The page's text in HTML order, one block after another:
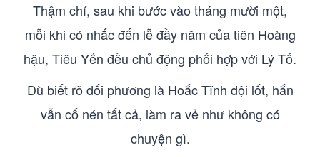
Thậm chí, sau khi bước vào tháng mười một,
mỗi khi có nhắc đến lễ đầy năm của tiên Hoàng
hậu, Tiêu Yến đều chủ động phối hợp với Lý Tố.
Dù biết rõ đối phương là Hoắc Tĩnh đội lốt, hắn
vẫn cố nén tất cả, làm ra vẻ như không có
chuyện gì.